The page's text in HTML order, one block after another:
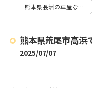
熊本県長洲の車屋ならイシカワモーター
熊本県荒尾市高浜
2025/07/07